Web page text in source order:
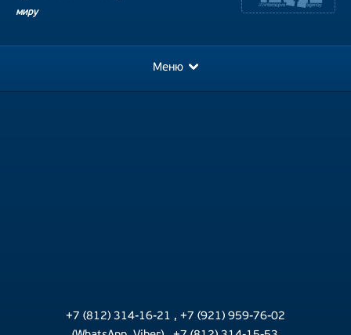
миру
Меню
+7 (812) 314-16-21 , +7 (921) 959-76-02